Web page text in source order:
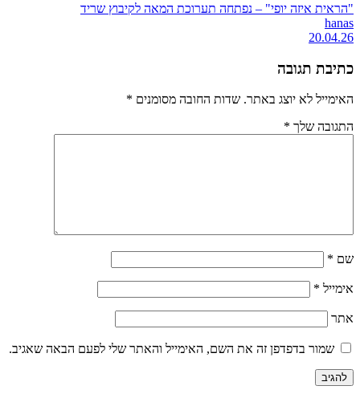
"הראית איזה יופי" – נפתחה תערוכת המאה לקיבוץ שריד
hanas
20.04.26
כתיבת תגובה
האימייל לא יוצג באתר. שדות החובה מסומנים *
התגובה שלך *
שם *
אימייל *
אתר
שמור בדפדפן זה את השם, האימייל והאתר שלי לפעם הבאה שאגיב.